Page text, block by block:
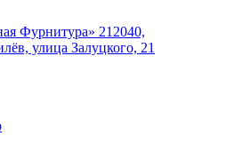
Фурнитура» 212040,
улица Залуцкого, 21